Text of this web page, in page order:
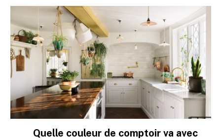
Quelle couleur de comptoir va avec